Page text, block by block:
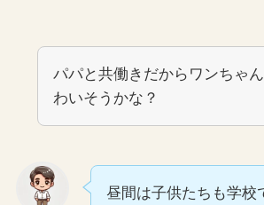
パパと共働きだからワンちゃ
わいそうかな？
昼間は子供たちも学校